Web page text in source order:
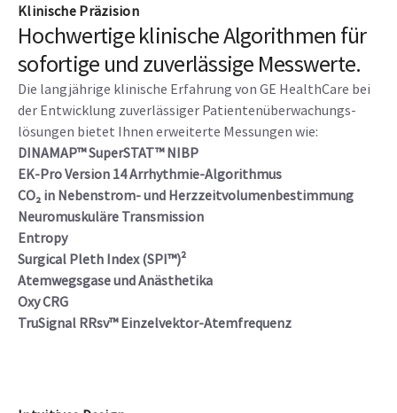
Klinische Präzision
Hochwertige klinische Algorithmen für
sofortige und zuverlässige Messwerte.
Die langjährige klinische Erfahrung von GE HealthCare bei
der Entwicklung zuverlässiger Patientenüberwachungs-
lösungen bietet Ihnen erweiterte Messungen wie:
DINAMAP™ SuperSTAT™ NIBP
EK-Pro Version 14 Arrhythmie-Algorithmus
CO₂ in Nebenstrom- und Herzzeitvolumenbestimmung
Neuromuskuläre Transmission
Entropy
Surgical Pleth Index (SPI™)²
Atemwegsgase und Anästhetika
Oxy CRG
TruSignal RRsv™ Einzelvektor-Atemfrequenz